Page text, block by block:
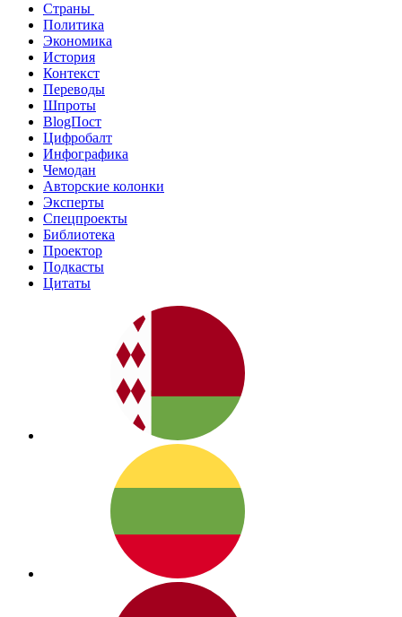
Страны
Политика
Экономика
История
Контекст
Переводы
Шпроты
BlogПост
Цифробалт
Инфографика
Чемодан
Авторские колонки
Эксперты
Спецпроекты
Библиотека
Проектор
Подкасты
Цитаты